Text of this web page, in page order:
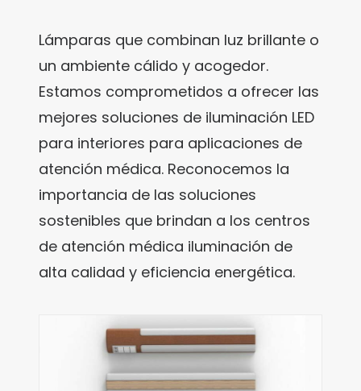
Lámparas que combinan luz brillante o
un ambiente cálido y acogedor.
Estamos comprometidos a ofrecer las
mejores soluciones de iluminación LED
para interiores para aplicaciones de
atención médica. Reconocemos la
importancia de las soluciones
sostenibles que brindan a los centros
de atención médica iluminación de
alta calidad y eficiencia energética.